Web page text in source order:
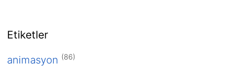
Etiketler
animasyon (86)